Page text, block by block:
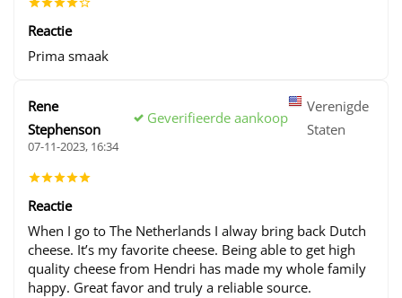
Reactie
Prima smaak
Rene
Stephenson
Geverifieerde aankoop
Verenigde
Staten
07-11-2023, 16:34
Reactie
When I go to The Netherlands I alway bring back Dutch
cheese. It’s my favorite cheese. Being able to get high
quality cheese from Hendri has made my whole family
happy. Great favor and truly a reliable source.